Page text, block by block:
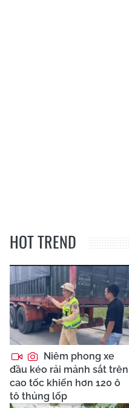
HOT TREND
Niêm phong xe
đầu kéo rải mảnh sắt trên
cao tốc khiến hơn 120 ô
tô thủng lốp